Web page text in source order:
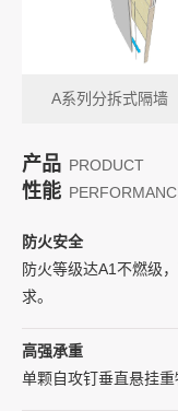
A系列分拆式隔墙
产品
性能
PRODUCT
防火安全
防火等级达A1不燃级
求。
高强承重
单颗自攻钉垂直悬挂重